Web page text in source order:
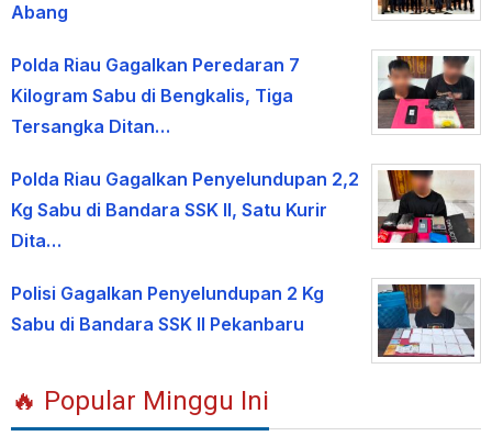
Abang
Polda Riau Gagalkan Peredaran 7
Kilogram Sabu di Bengkalis, Tiga
Tersangka Ditan…
Polda Riau Gagalkan Penyelundupan 2,2
Kg Sabu di Bandara SSK II, Satu Kurir
Dita…
Polisi Gagalkan Penyelundupan 2 Kg
Sabu di Bandara SSK II Pekanbaru
🔥 Popular Minggu Ini